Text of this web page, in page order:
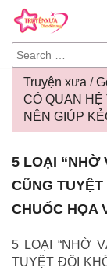
SEARCH
FOR:
GIA
Truyện xưa /
CÓ QUAN
NÊN GIÚP
5 LOẠI “NHỜ
CŨNG
CHUỐC HỌA
5 LOẠI “NHỜ
TUYỆT ĐỐI